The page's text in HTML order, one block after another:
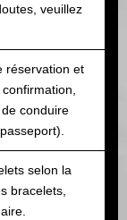
veuillez
réservation et
conduire
selon la
bracelets,